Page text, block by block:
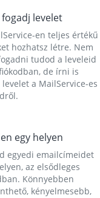
fogadj levelet
en teljes értékű
hozhatsz létre. Nem
tudod a leveleid
de írni is
a MailService-es
egy helyen
egyedi emailcímeidet
az elsődleges
Könnyebben
kényelmesebb,